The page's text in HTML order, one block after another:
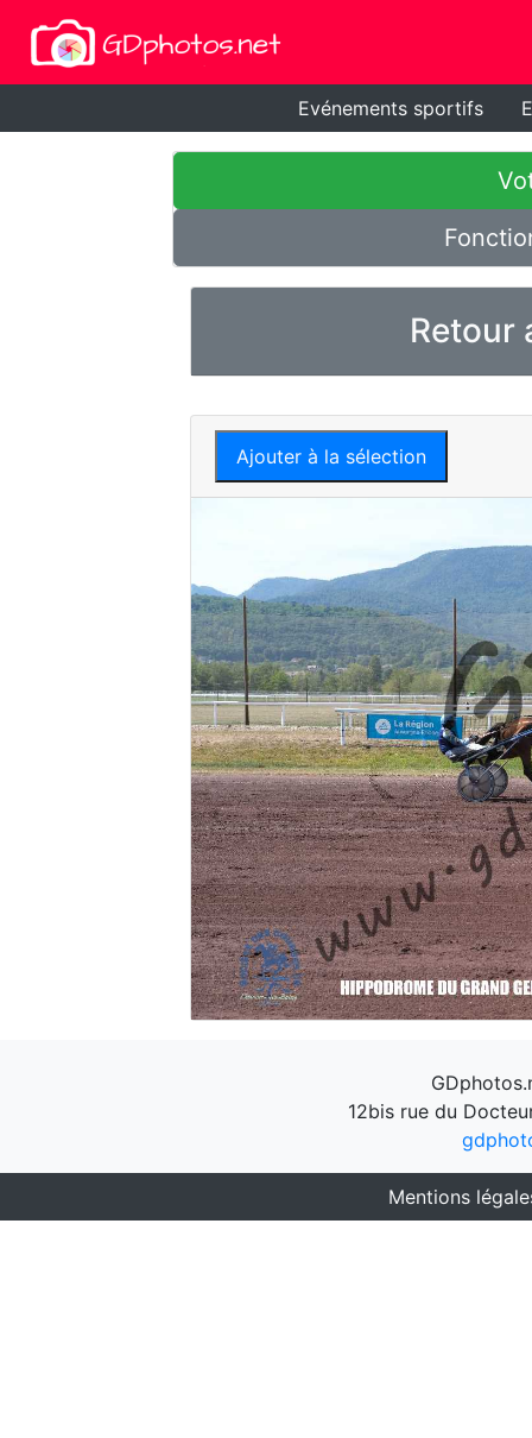
Evénements sportifs
Retour
Ajouter à la sélection
12bis rue du
Mentions